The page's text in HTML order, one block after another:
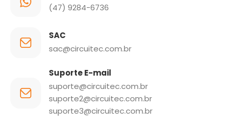
(47) 9284-6736
SAC
sac@circuitec.com.br
Suporte E-mail
suporte@circuitec.com.br
suporte2@circuitec.com.br
suporte3@circuitec.com.br